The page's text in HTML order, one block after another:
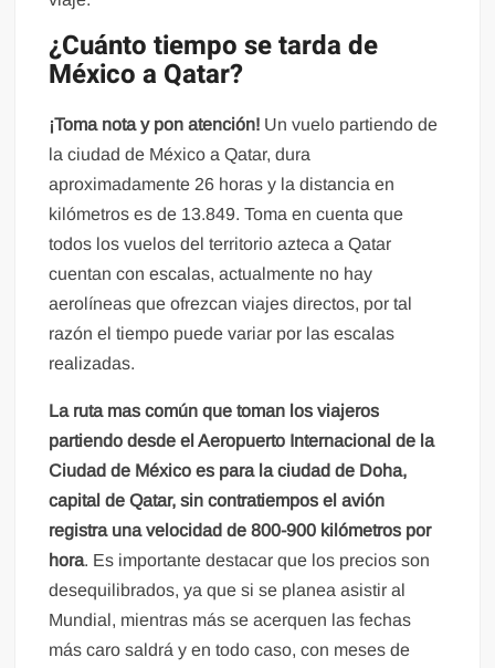
¿Cuánto tiempo se tarda de
México a Qatar?
¡Toma nota y pon atención! Un vuelo partiendo de
la ciudad de México a Qatar, dura
aproximadamente 26 horas y la distancia en
kilómetros es de 13.849. Toma en cuenta que
todos los vuelos del territorio azteca a Qatar
cuentan con escalas, actualmente no hay
aerolíneas que ofrezcan viajes directos, por tal
razón el tiempo puede variar por las escalas
realizadas.
La ruta mas común que toman los viajeros
partiendo desde el Aeropuerto Internacional de la
Ciudad de México es para la ciudad de Doha,
capital de Qatar, sin contratiempos el avión
registra una velocidad de 800-900 kilómetros por
hora. Es importante destacar que los precios son
desequilibrados, ya que si se planea asistir al
Mundial, mientras más se acerquen las fechas
más caro saldrá y en todo caso, con meses de